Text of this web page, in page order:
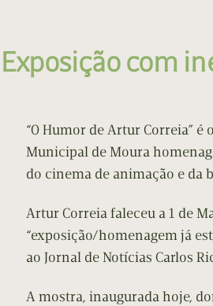
Exposição com
“O Humor de Artur Correia”
Municipal de Moura
do cinema de animação e da
Artur Correia faleceu a 1 de
“exposição/homenagem já
ao Jornal de Notícias Carlos
A mostra, inaugurada hoje,